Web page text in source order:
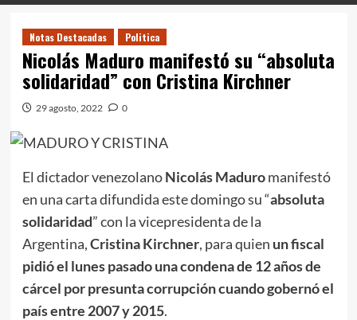
Notas Destacadas Politica
Nicolás Maduro manifestó su “absoluta
solidaridad” con Cristina Kirchner
29 agosto, 2022 0
El dictador venezolanoNicolás Maduromanifestó
en una carta difundida este domingo su “absoluta
solidaridad” con la vicepresidenta de la
Argentina,Cristina Kirchner, para quien un fiscal
pidió el lunes pasado una condena de 12 años de
cárcel por presunta corrupción cuando gobernó el
país entre 2007 y 2015.